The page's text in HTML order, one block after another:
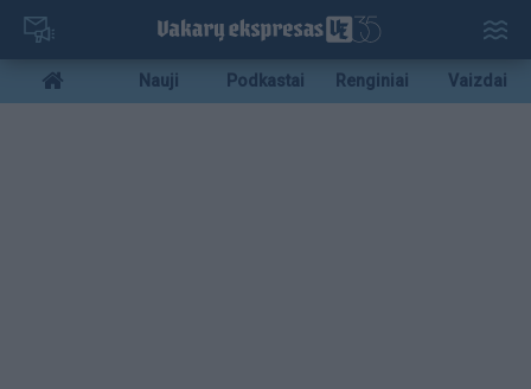
Pereiti
pagrindinį
turinį
Mobile
menu
Nauji Podkastai Renginiai Vaizdai